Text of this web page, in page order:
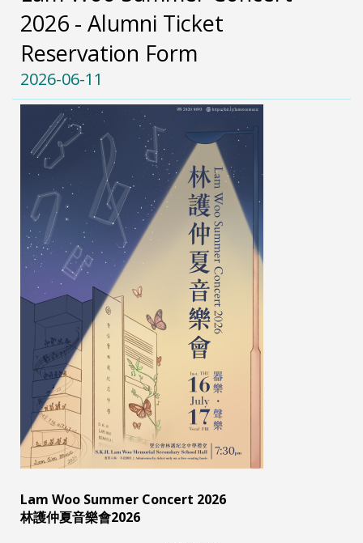
2026 - Alumni Ticket
Reservation Form
2026-06-11
Lam Woo Summer Concert 2026
林護仲夏音樂會2026